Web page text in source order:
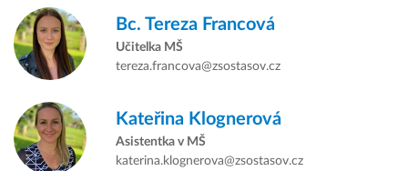
Bc. Tereza Francová
Učitelka MŠ
tereza.francova@zsostasov.cz
Kateřina Klognerová
Asistentka v MŠ
katerina.klognerova@zsostasov.cz